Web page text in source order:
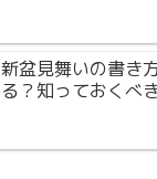
新盆見舞いの書き
る？知っておくべ